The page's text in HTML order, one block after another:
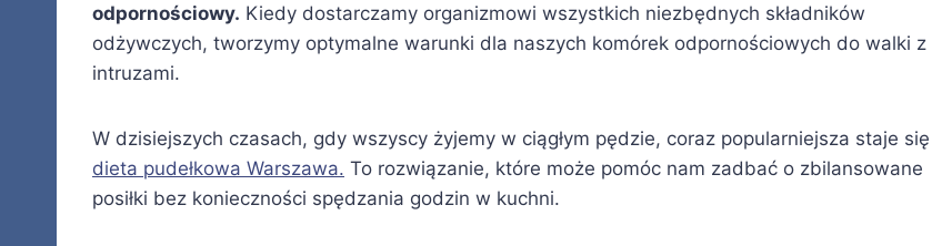
odpornościowy. Kiedy dostarczamy organizmowi wszystkich niezbędnych składników
odżywczych, tworzymy optymalne warunki dla naszych komórek odpornościowych do walki z
intruzami.
W dzisiejszych czasach, gdy wszyscy żyjemy w ciągłym pędzie, coraz popularniejsza staje się
dieta pudełkowa Warszawa. To rozwiązanie, które może pomóc nam zadbać o zbilansowane
posiłki bez konieczności spędzania godzin w kuchni.